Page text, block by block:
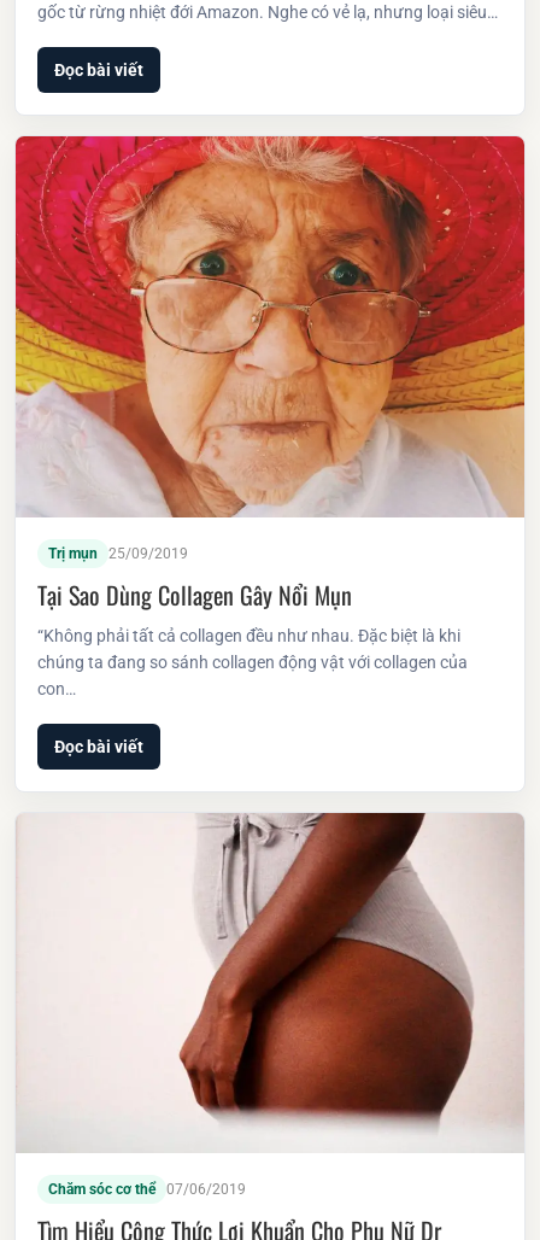
gốc từ rừng nhiệt đới Amazon. Nghe có vẻ lạ, nhưng loại siêu…
Đọc bài viết
Trị mụn 25/09/2019
Tại Sao Dùng Collagen Gây Nổi Mụn
“Không phải tất cả collagen đều như nhau. Đặc biệt là khi
chúng ta đang so sánh collagen động vật với collagen của
con…
Đọc bài viết
Chăm sóc cơ thể 07/06/2019
Tìm Hiểu Công Thức Lợi Khuẩn Cho Phụ Nữ Dr